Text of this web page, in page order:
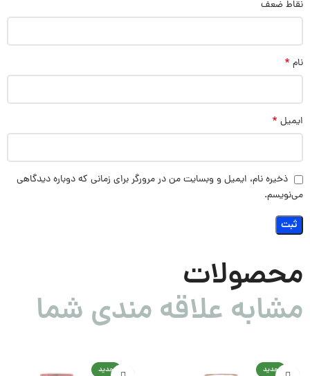
نقاط ضعف
نام *
ایمیل *
ذخیره نام، ایمیل و وبسایت من در مرورگر برای زمانی که دوباره دیدگاهی
می‌نویسم.
محصولات
مشابه علاقه مندی شما
جدید جدید